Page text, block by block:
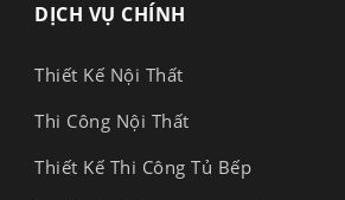
DỊCH VỤ CHÍNH
Thiết Kế Nội Thất
Thi Công Nội Thất
Thiết Kế Thi Công Tủ Bếp